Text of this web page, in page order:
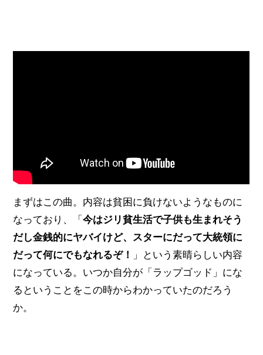
まずはこの曲。内容は貧困に負けないようなものに
なっており、「今はジリ貧生活で子供も生まれそう
だし金銭的にヤバイけど、スターにだって大統領に
だって何にでもなれるぞ！ 」という素晴らしい内容
になっている。いつか自分が「ラップゴッド」にな
るということをこの時からわかっていたのだろう
か。